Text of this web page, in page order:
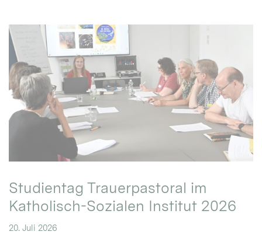
Studientag Trauerpastoral im
Katholisch-Sozialen Institut 2026
20. Juli 2026